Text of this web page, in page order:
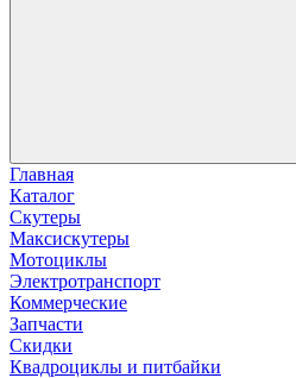
Главная
Каталог
Скутеры
Максискутеры
Мотоциклы
Электротранспорт
Коммерческие
Запчасти
Скидки
Квадроциклы и питбайки